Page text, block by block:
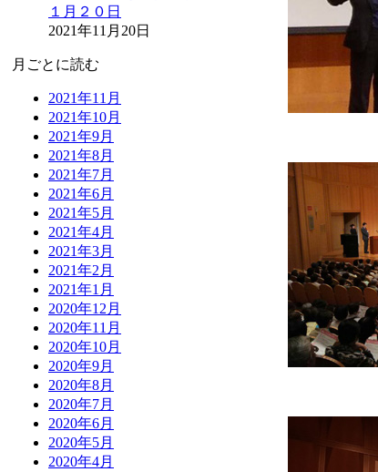
１月２０日
2021年11月20日
月ごとに読む
2021年11月
2021年10月
2021年9月
2021年8月
2021年7月
2021年6月
2021年5月
2021年4月
2021年3月
2021年2月
2021年1月
2020年12月
2020年11月
2020年10月
2020年9月
2020年8月
2020年7月
2020年6月
2020年5月
2020年4月